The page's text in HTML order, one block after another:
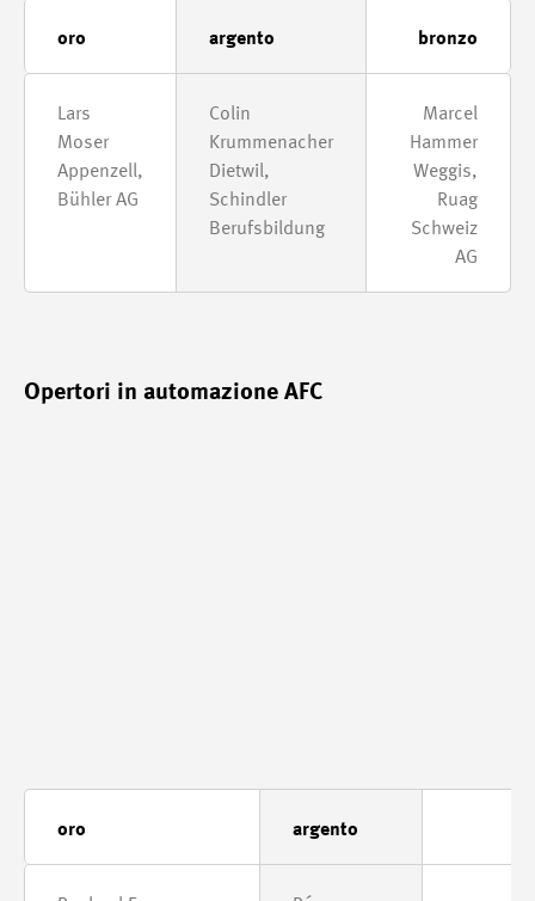
oro argento bronzo
Lars
Moser
Appenzell,
Bühler AG
Colin
Krummenacher
Dietwil,
Schindler
Berufsbildung
Marcel
Hammer
Weggis,
Ruag
Schweiz
AG
Opertori in automazione AFC
oro argento